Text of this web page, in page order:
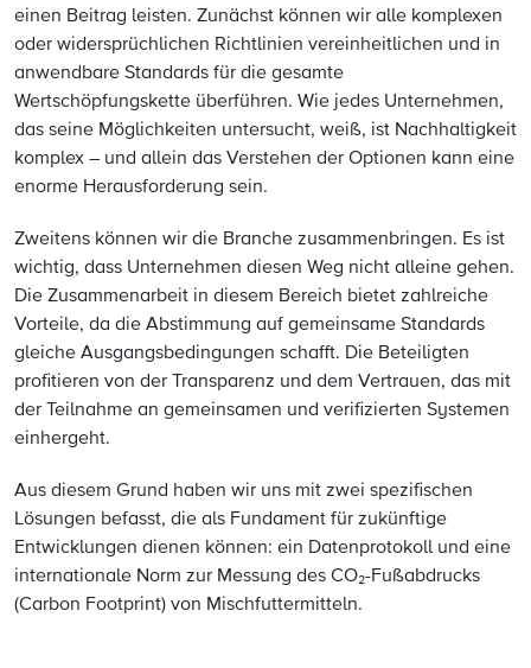
einen Beitrag leisten. Zunächst können wir alle komplexen
oder widersprüchlichen Richtlinien vereinheitlichen und in
anwendbare Standards für die gesamte
Wertschöpfungskette überführen. Wie jedes Unternehmen,
das seine Möglichkeiten untersucht, weiß, ist Nachhaltigkeit
komplex – und allein das Verstehen der Optionen kann eine
enorme Herausforderung sein.
Zweitens können wir die Branche zusammenbringen. Es ist
wichtig, dass Unternehmen diesen Weg nicht alleine gehen.
Die Zusammenarbeit in diesem Bereich bietet zahlreiche
Vorteile, da die Abstimmung auf gemeinsame Standards
gleiche Ausgangsbedingungen schafft. Die Beteiligten
profitieren von der Transparenz und dem Vertrauen, das mit
der Teilnahme an gemeinsamen und verifizierten Systemen
einhergeht.
Aus diesem Grund haben wir uns mit zwei spezifischen
Lösungen befasst, die als Fundament für zukünftige
Entwicklungen dienen können: ein Datenprotokoll und eine
internationale Norm zur Messung des CO₂-Fußabdrucks
(Carbon Footprint) von Mischfuttermitteln.